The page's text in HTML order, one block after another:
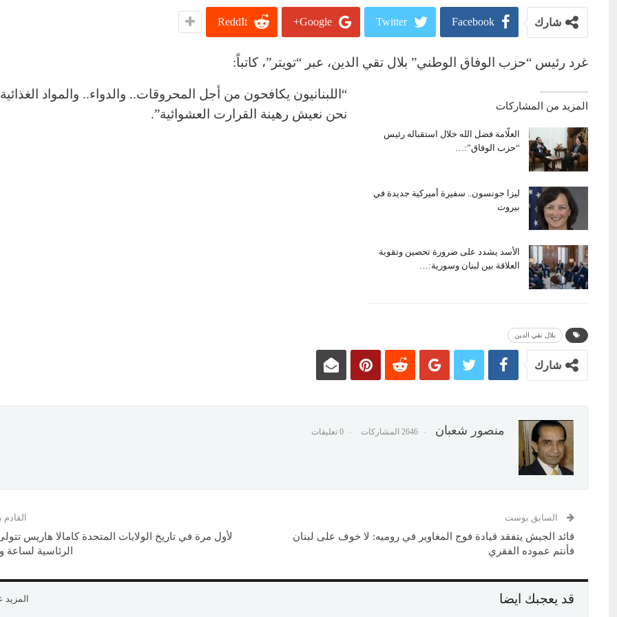
شارك Facebook
Twitter
Google+
ReddIt
غرد رئيس “حزب الوفاق الوطني” بلال تقي الدين، عبر “تويتر”، كاتباً:
المزيد من المشاركات
العلّامة فضل الله خلال استقباله رئيس
“حزب الوفاق”:…
ليزا جونسون.. سفيرة أميركية جديدة في
بيروت
الأسد يشدد على ضرورة تحصين وتقوية
العلاقة بين لبنان وسورية:…
“‏اللبنانيون يكافحون من أجل المحروقات.. والدواء.. والمواد
نحن نعيش رهينة القرارت العشوائية”.
بلال تقي الدين
شارك
منصور شعبان 2646 المشاركات 0 تعليقات
السابق بوست
قائد الجيش يتفقد قيادة فوج المغاوير في روميه: لا خوف على لبنان
فأنتم عموده الفقري
لأول مرة في تاريخ الولايات المتحدة كامالا هاريس
الرئاسية لساعة و25 دقيقة
قد يعجبك ايضا